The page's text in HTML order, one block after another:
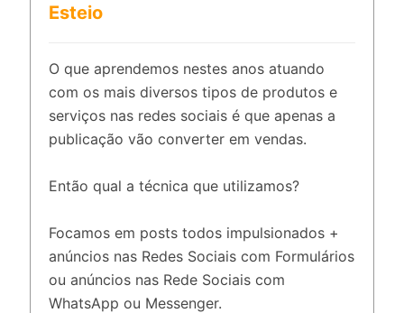
Esteio
O que aprendemos nestes anos atuando
com os mais diversos tipos de produtos e
serviços nas redes sociais é que apenas a
publicação vão converter em vendas.
Então qual a técnica que utilizamos?
Focamos em posts todos impulsionados +
anúncios nas Redes Sociais com Formulários
ou anúncios nas Rede Sociais com
WhatsApp ou Messenger.